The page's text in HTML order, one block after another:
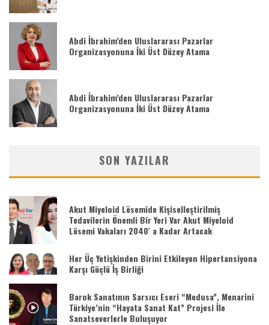
Abdi İbrahim’den Uluslararası Pazarlar
Organizasyonuna İki Üst Düzey Atama
Abdi İbrahim’den Uluslararası Pazarlar
Organizasyonuna İki Üst Düzey Atama
SON YAZILAR
Akut Miyeloid Lösemide Kişiselleştirilmiş
Tedavilerin Önemli Bir Yeri Var Akut Miyeloid
Lösemi Vakaları 2040′ a Kadar Artacak
Her Üç Yetişkinden Birini Etkileyen Hipertansiyona
Karşı Güçlü İş Birliği
Barok Sanatının Sarsıcı Eseri “Medusa”, Menarini
Türkiye’nin “Hayata Sanat Kat” Projesi İle
Sanatseverlerle Buluşuyor